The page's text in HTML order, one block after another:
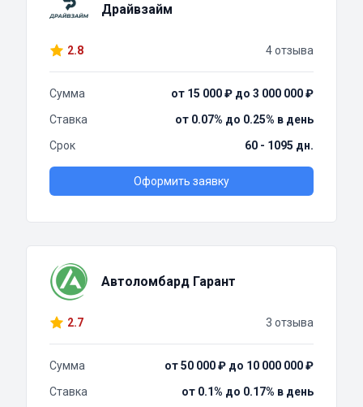
Драйвзайм
2.8 4 отзыва
Сумма
от 15 000 ₽ до 3 000 000 ₽
Ставка
от 0.07% до 0.25% в день
Срок
60 - 1095 дн.
Оформить заявку
Автоломбард Гарант
2.7 3 отзыва
Сумма
от 50 000 ₽ до 10 000 000 ₽
Ставка
от 0.1% до 0.17% в день